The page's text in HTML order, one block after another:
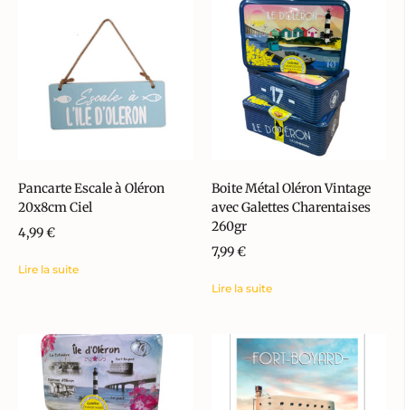
Pancarte Escale à Oléron
20x8cm Ciel
4,99€
Lire la suite
Boite Métal Oléron Vintage
avec Galettes Charentaises
260gr
7,99€
Lire la suite